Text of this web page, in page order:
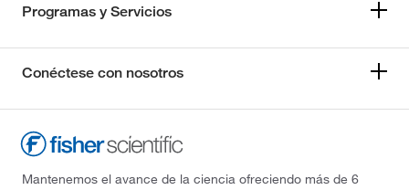
Programas y Servicios
Conéctese con nosotros
Mantenemos el avance de la ciencia ofreciendo más de 6